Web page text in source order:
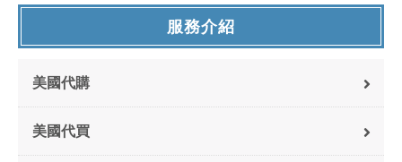
服務介紹
美國代購
美國代買